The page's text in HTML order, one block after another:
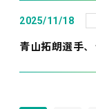
2025/11/18
青山拓朗選手